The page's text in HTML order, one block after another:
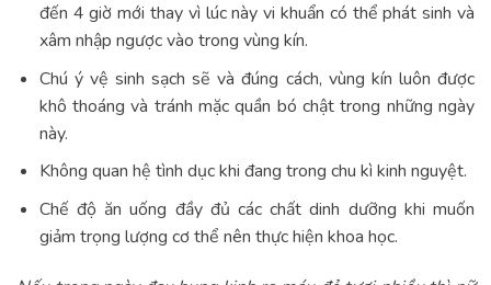
đến 4 giờ mới thay vì lúc này vi khuẩn có thể phát sinh và
xâm nhập ngược vào trong vùng kín.
Chú ý vệ sinh sạch sẽ và đúng cách, vùng kín luôn được
khô thoáng và tránh mặc quần bó chật trong những ngày
này.
Không quan hệ tình dục khi đang trong chu kì kinh nguyệt.
Chế độ ăn uống đầy đủ các chất dinh dưỡng khi muốn
giảm trọng lượng cơ thể nên thực hiện khoa học.